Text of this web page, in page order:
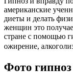
американские
диеты и делать
женщин это
стране с помощью
ожирение,
Фото гипноз